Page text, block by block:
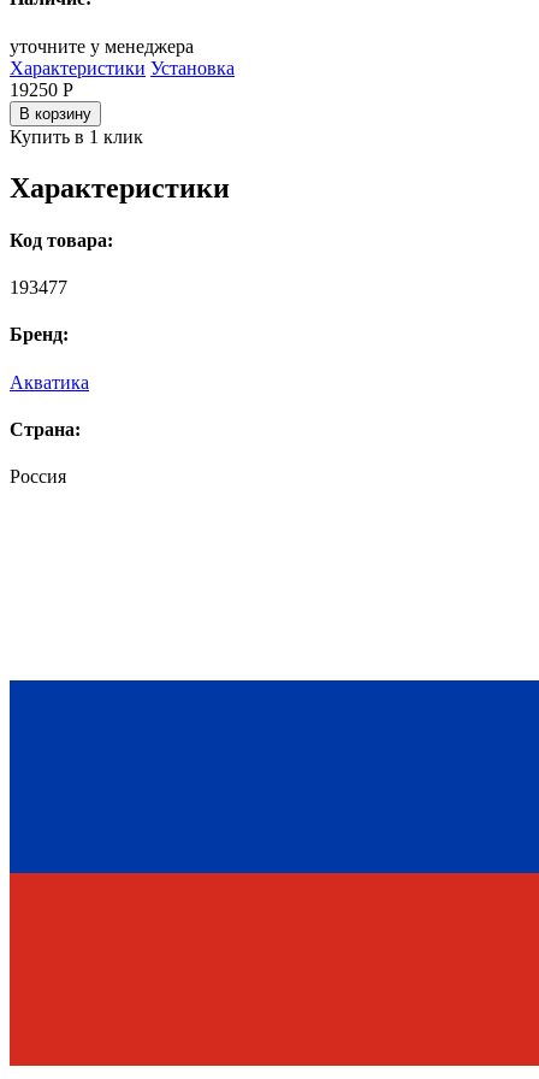
уточните у менеджера
Характеристики Установка
19250 Р
В корзину
Купить в 1 клик
Характеристики
Код товара:
193477
Бренд:
Акватика
Страна:
Россия